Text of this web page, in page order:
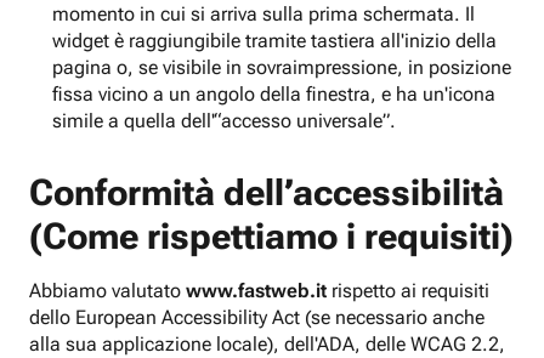
momento in cui si arriva sulla prima schermata. Il
widget è raggiungibile tramite tastiera all'inizio della
pagina o, se visibile in sovraimpressione, in posizione
fissa vicino a un angolo della finestra, e ha un'icona
simile a quella dell'“accesso universale”.
Conformità dell’accessibilità
(Come rispettiamo i requisiti)
Abbiamo valutato www.fastweb.it rispetto ai requisiti
dello European Accessibility Act (se necessario anche
alla sua applicazione locale), dell'ADA, delle WCAG 2.2,